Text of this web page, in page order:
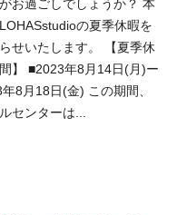
お過ごしでしょうか？ 本
の夏季休暇を
せいたします。 【夏季休
】 ■2023年8月14日(月)ー
8月18日(金) この期間、
センターは...